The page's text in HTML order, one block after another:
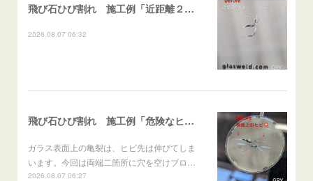
飛び石ひび割れ 施工例「近距離２箇所・パーシャル系+ストレート系」CX-8
2026.08.07 06:32
飛び石ひび割れ 施工例「危険なヒビ🚨⚠️表面上亀裂」ジムニー
ガラス表面上の亀裂は、ヒビ先は伸びてしま
います。今回は両端二箇所に穴を空けブロ…
2026.08.07 06:27